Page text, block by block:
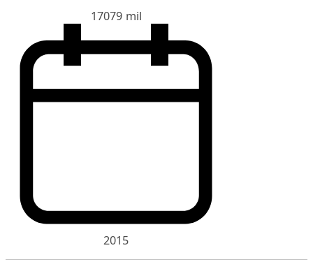
17079 mil
2015